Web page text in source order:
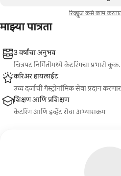
रिव्ह्यूज कसे काम
माझ्या पात्रता
3 वर्षांचा अनुभव
चित्रपट निर्मितीमध्ये केटरिंगचा प्रभारी कुक.
करिअर हायलाईट
उच्च दर्जाची गॅस्ट्रोनॉमिक सेवा प्रदान
शिक्षण आणि प्रशिक्षण
केटरिंग आणि इव्हेंट सेवा अभ्यासक्रम